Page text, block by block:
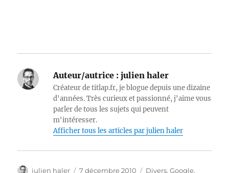
Auteur/autrice : julien haler
Créateur de titlap.fr, je blogue depuis une dizaine
d'années. Très curieux et passionné, j'aime vous
parler de tous les sujets qui peuvent
m'intéresser.
Afficher tous les articles par julien haler
Auteur
julien haler
Publié
7 décembre 2010 Catégories
Divers,Google,